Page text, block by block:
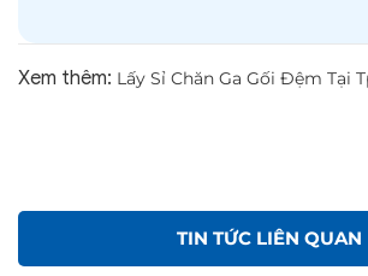
Xem thêm: Lấy Sỉ Chăn Ga Gối Đệm Tại
TIN TỨC LIÊN QUAN